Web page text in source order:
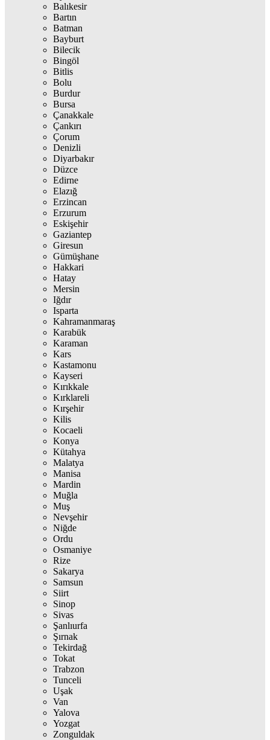
Balıkesir
Bartın
Batman
Bayburt
Bilecik
Bingöl
Bitlis
Bolu
Burdur
Bursa
Çanakkale
Çankırı
Çorum
Denizli
Diyarbakır
Düzce
Edirne
Elazığ
Erzincan
Erzurum
Eskişehir
Gaziantep
Giresun
Gümüşhane
Hakkari
Hatay
Mersin
Iğdır
Isparta
Kahramanmaraş
Karabük
Karaman
Kars
Kastamonu
Kayseri
Kırıkkale
Kırklareli
Kırşehir
Kilis
Kocaeli
Konya
Kütahya
Malatya
Manisa
Mardin
Muğla
Muş
Nevşehir
Niğde
Ordu
Osmaniye
Rize
Sakarya
Samsun
Siirt
Sinop
Sivas
Şanlıurfa
Şırnak
Tekirdağ
Tokat
Trabzon
Tunceli
Uşak
Van
Yalova
Yozgat
Zonguldak